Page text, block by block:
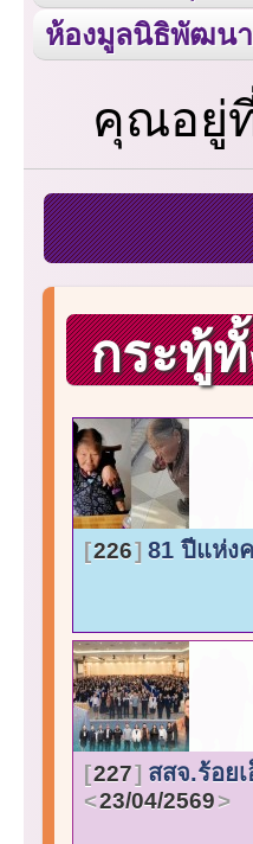
ห้องมูลนิธิพัฒน
คุณอยู่
กระทู้
226 81 ปีแห่ง
227 สสจ.ร้อย
23/04/2569